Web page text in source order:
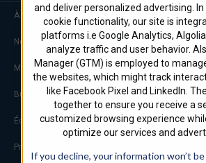
and deliver personalized advertising.
cookie functionality, our site is
platforms i.e Google Analytics,
analyze traffic and user behavior.
Manager (GTM) is employed to
the websites, which might track
like Facebook Pixel and LinkedIn.
together to ensure you receive a
customized browsing experience
optimize our services and
If you decline, your information won’t
À propos de STI Firestop/Marine
Notre engagement
Marketing et publicité
Bureaux à l’échelle mondiale
Équipe de services d’ingénierie
Projets notables